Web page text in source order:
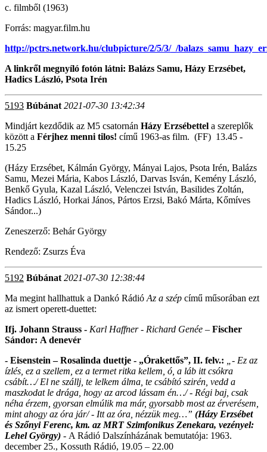
c. filmből (1963)
Forrás: magyar.film.hu
http://pctrs.network.hu/clubpicture/2/5/3/_/
A linkről megnyíló fotón látni: Balázs Samu, Házy Erzsébet,
Hadics László, Psota Irén
5193 Búbánat 2021-07-30 13:42:34
Mindjárt kezdődik az M5 csatornán Házy Erzsébettel a szereplők
között a Férjhez menni tilos! című 1963-as film. (FF) 13.45 -
15.25
(Házy Erzsébet, Kálmán György, Mányai Lajos, Psota Irén, Balázs
Samu, Mezei Mária, Kabos László, Darvas Isván, Kemény László,
Benkő Gyula, Kazal László, Velenczei István, Basilides Zoltán,
Hadics László, Horkai János, Pártos Erzsi, Bakó Márta, Kőmíves
Sándor...)
Zeneszerző: Behár György
Rendező: Zsurzs Éva
5192 Búbánat 2021-07-30 12:38:44
Ma megint hallhattuk a Dankó Rádió Az a szép című műsorában ezt
az ismert operett-duettet:
Ifj. Johann Strauss - Karl Haffner - Richard Genée – Fischer
Sándor: A denevér
- Eisenstein – Rosalinda duettje - „Órakettős”, II. felv.: „- Ez az
ízlés, ez a szellem, ez a termet ritka kellem, ó, a láb itt csókra
csábít…/ El ne szállj, te lelkem álma, te csábító szirén, vedd a
maszkodat le drága, hogy az arcod lássam én…/ - Régi baj, csak
néha érzem, gyorsan elmúlik ma már, gyorsabb most az érverésem,
mint ahogy az óra jár/ - Itt az óra, nézzük meg…” (Házy Erzsébet
és Szőnyi Ferenc, km. az MRT Szimfonikus Zenekara, vezényel:
Lehel György) - A Rádió Dalszínházának bemutatója: 1963.
december 25., Kossuth Rádió, 19.05 – 22.00